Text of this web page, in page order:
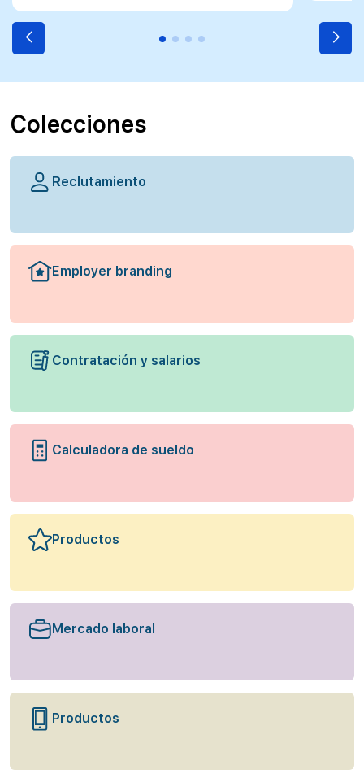
Colecciones
Reclutamiento
Employer branding
Contratación y salarios
Calculadora de sueldo
Productos
Mercado laboral
Productos